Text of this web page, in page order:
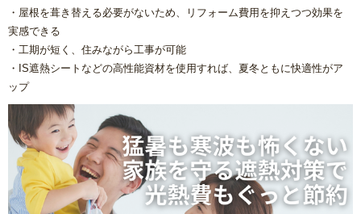
屋根リフォーム
洗面化粧台
ＩＨ・ガスコンロ
ガス給湯器/エコジョーズ・電気温水器/エコキュート
床の張り替え
・屋根を葺き替える必要がないため、リフォーム費用を抑えつつ効果を
実感できる
・工期が短く、住みながら工事が可能
・IS遮熱シートなどの高性能資材を使用すれば、夏冬ともに快適性がア
ップ